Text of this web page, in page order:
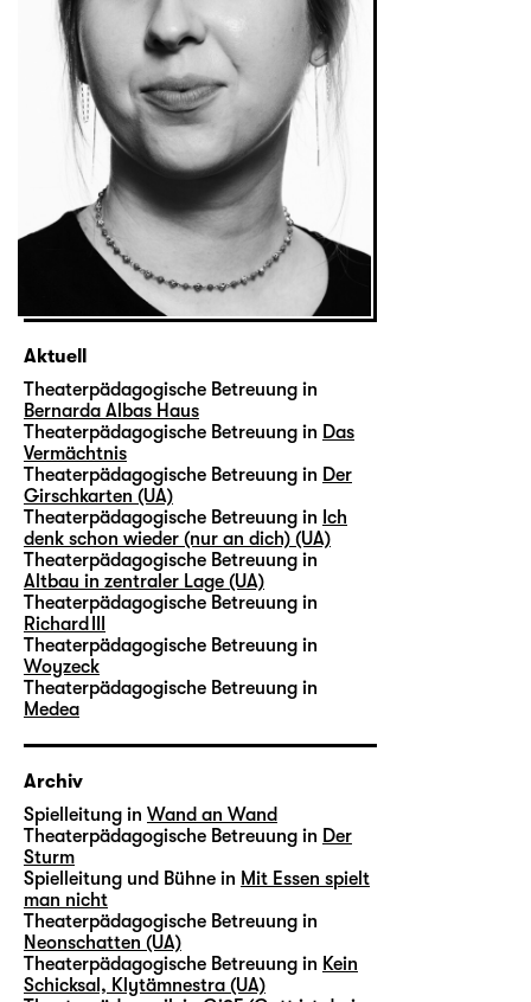
Aktuell
Theaterpädagogische Betreuung in
Bernarda Albas Haus
Theaterpädagogische Betreuung in Das
Vermächtnis
Theaterpädagogische Betreuung in Der
Girschkarten (UA)
Theaterpädagogische Betreuung in Ich
denk schon wieder (nur an dich) (UA)
Theaterpädagogische Betreuung in
Altbau in zentraler Lage (UA)
Theaterpädagogische Betreuung in
Richard III
Theaterpädagogische Betreuung in
Woyzeck
Theaterpädagogische Betreuung in
Medea
Archiv
Spielleitung in Wand an Wand
Theaterpädagogische Betreuung in Der
Sturm
Spielleitung und Bühne in Mit Essen spielt
man nicht
Theaterpädagogische Betreuung in
Neonschatten (UA)
Theaterpädagogische Betreuung in Kein
Schicksal, Klytämnestra (UA)